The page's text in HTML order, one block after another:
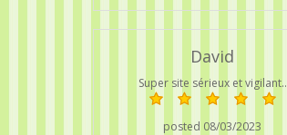
David
Super site sérieux et vigilant..
posted 08/03/2023